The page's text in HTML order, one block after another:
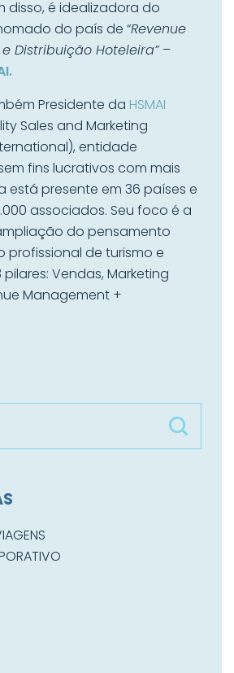
disso, é idealizadora do
do país de “Revenue
Distribuição Hoteleira”–
Presidente da HSMAI
Sales and Marketing
entidade
fins lucrativos com mais
está presente em 36 países e
associados. Seu foco é a
do pensamento
profissional de turismo e
Vendas, Marketing
Management +